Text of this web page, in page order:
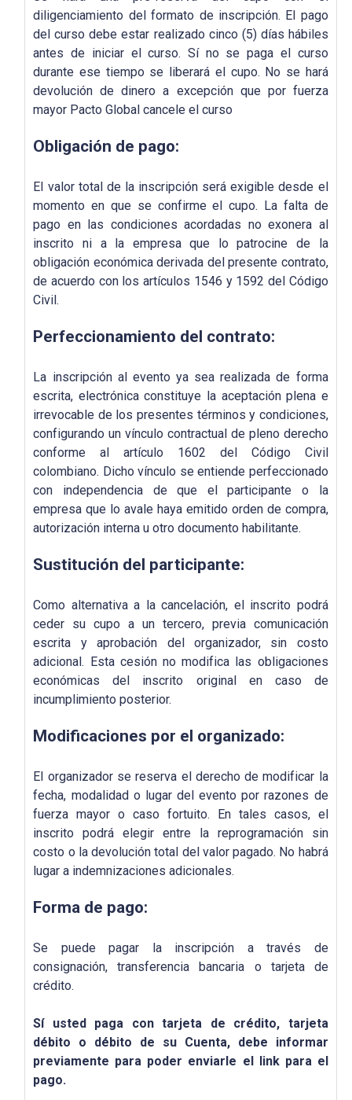
diligenciamiento del formato de inscripción. El pago
del curso debe estar realizado cinco (5) días hábiles
antes de iniciar el curso. Sí no se paga el curso
durante ese tiempo se liberará el cupo. No se hará
devolución de dinero a excepción que por fuerza
mayor Pacto Global cancele el curso
Obligación de pago:
El valor total de la inscripción será exigible desde el
momento en que se confirme el cupo. La falta de
pago en las condiciones acordadas no exonera al
inscrito ni a la empresa que lo patrocine de la
obligación económica derivada del presente contrato,
de acuerdo con los artículos 1546 y 1592 del Código
Civil.
Perfeccionamiento del contrato:
La inscripción al evento ya sea realizada de forma
escrita, electrónica constituye la aceptación plena e
irrevocable de los presentes términos y condiciones,
configurando un vínculo contractual de pleno derecho
conforme al artículo 1602 del Código Civil
colombiano. Dicho vínculo se entiende perfeccionado
con independencia de que el participante o la
empresa que lo avale haya emitido orden de compra,
autorización interna u otro documento habilitante.
Sustitución del participante:
Como alternativa a la cancelación, el inscrito podrá
ceder su cupo a un tercero, previa comunicación
escrita y aprobación del organizador, sin costo
adicional. Esta cesión no modifica las obligaciones
económicas del inscrito original en caso de
incumplimiento posterior.
Modificaciones por el organizado:
El organizador se reserva el derecho de modificar la
fecha, modalidad o lugar del evento por razones de
fuerza mayor o caso fortuito. En tales casos, el
inscrito podrá elegir entre la reprogramación sin
costo o la devolución total del valor pagado. No habrá
lugar a indemnizaciones adicionales.
Forma de pago:
Se puede pagar la inscripción a través de
consignación, transferencia bancaria o tarjeta de
crédito.
Sí usted paga con tarjeta de crédito, tarjeta
débito o débito de su Cuenta, debe informar
previamente para poder enviarle el link para el
pago.